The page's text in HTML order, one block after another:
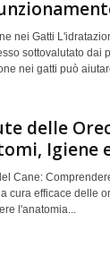
nei Gatti
sottovalutato dai
nei gatti può
delle
Igiene
Cane:
cura efficace delle
l'anatomia...